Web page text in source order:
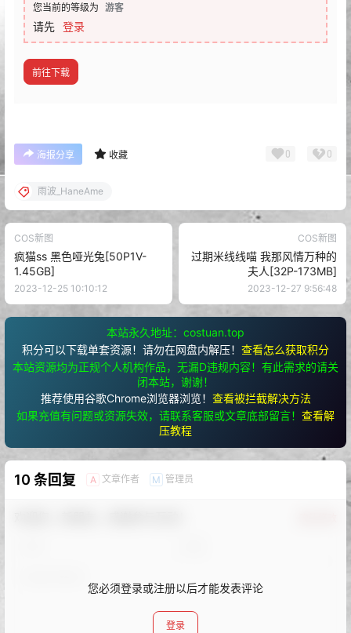
您当前的等级为 游客
请先 登录
前往下载
海报分享 收藏 0 0
雨波_HaneAme
COS新图
疯猫ss 黑色哑光兔[50P1V-
1.45GB]
2023-12-25 10:10:12
COS新图
过期米线线喵 我那风情万种的
夫人[32P-173MB]
2023-12-27 9:56:48
本站永久地址：costuan.top
积分可以下载单套资源！请勿在网盘内解压！ 查看怎么获取积分
本站资源均为正规个人机构作品，无漏D违规内容！有此需求的请关
闭本站，谢谢！
推荐使用谷歌Chrome浏览器浏览！ 查看被拦截解决方法
如果充值有问题或资源失效，请联系客服或文章底部留言！ 查看解
压教程
10 条回复 A 文章作者 M 管理员
您必须登录或注册以后才能发表评论
登录